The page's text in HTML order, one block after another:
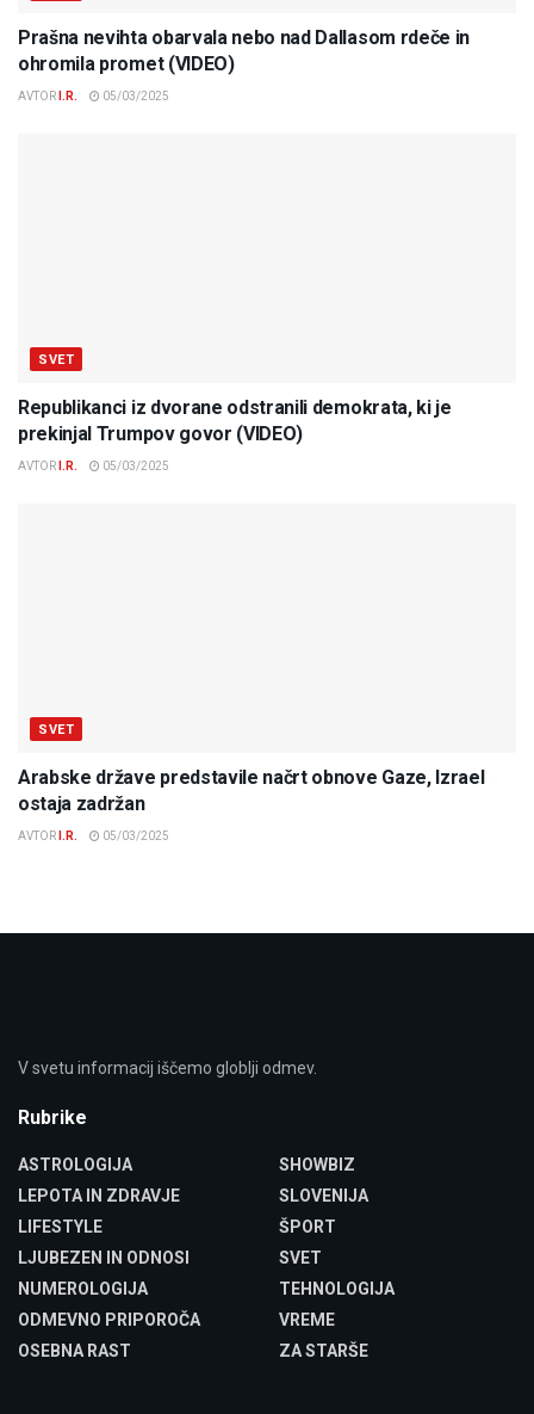
Prašna nevihta obarvala nebo nad Dallasom rdeče in
ohromila promet (VIDEO)
AVTOR I.R. 05/03/2025
SVET
Republikanci iz dvorane odstranili demokrata, ki je
prekinjal Trumpov govor (VIDEO)
AVTOR I.R. 05/03/2025
SVET
Arabske države predstavile načrt obnove Gaze, Izrael
ostaja zadržan
AVTOR I.R. 05/03/2025
V svetu informacij iščemo globlji odmev.
Rubrike
ASTROLOGIJA
LEPOTA IN ZDRAVJE
LIFESTYLE
LJUBEZEN IN ODNOSI
NUMEROLOGIJA
ODMEVNO PRIPOROČA
OSEBNA RAST
SHOWBIZ
SLOVENIJA
ŠPORT
SVET
TEHNOLOGIJA
VREME
ZA STARŠE